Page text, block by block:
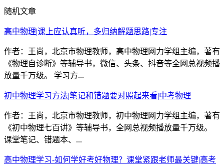
随机文章
高中物理|课上应认真听，多归纳解题思路|专注
作者：王尚，北京市物理教师，高中物理网力学组主编，著有
《物理自诊断》等辅导书，微信、头条、抖音等全网总视频播
放量千万级。 学习方...
初中物理学习方法|笔记和错题要对照起来看|中考物理
作者：王尚，北京市物理教师，初中物理网力学组主编，著有
《初中物理七百讲》等辅导书，全网总视频播放量千万级。
课堂笔记、错题本、...
高中物理学习-如何学好考好物理？课堂紧跟老师最关键|高考